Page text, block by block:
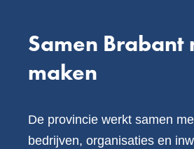
Samen Brabant
maken
De provincie werkt samen
bedrijven, organisaties en